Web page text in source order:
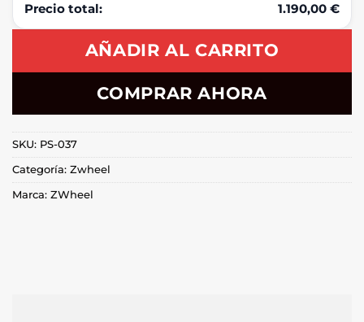
Precio total: 1.190,00 €
AÑADIR AL CARRITO
COMPRAR AHORA
SKU: PS-037
Categoría: Zwheel
Marca: ZWheel